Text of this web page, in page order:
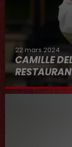
22 mars 2024
CAMILLE
Au micro